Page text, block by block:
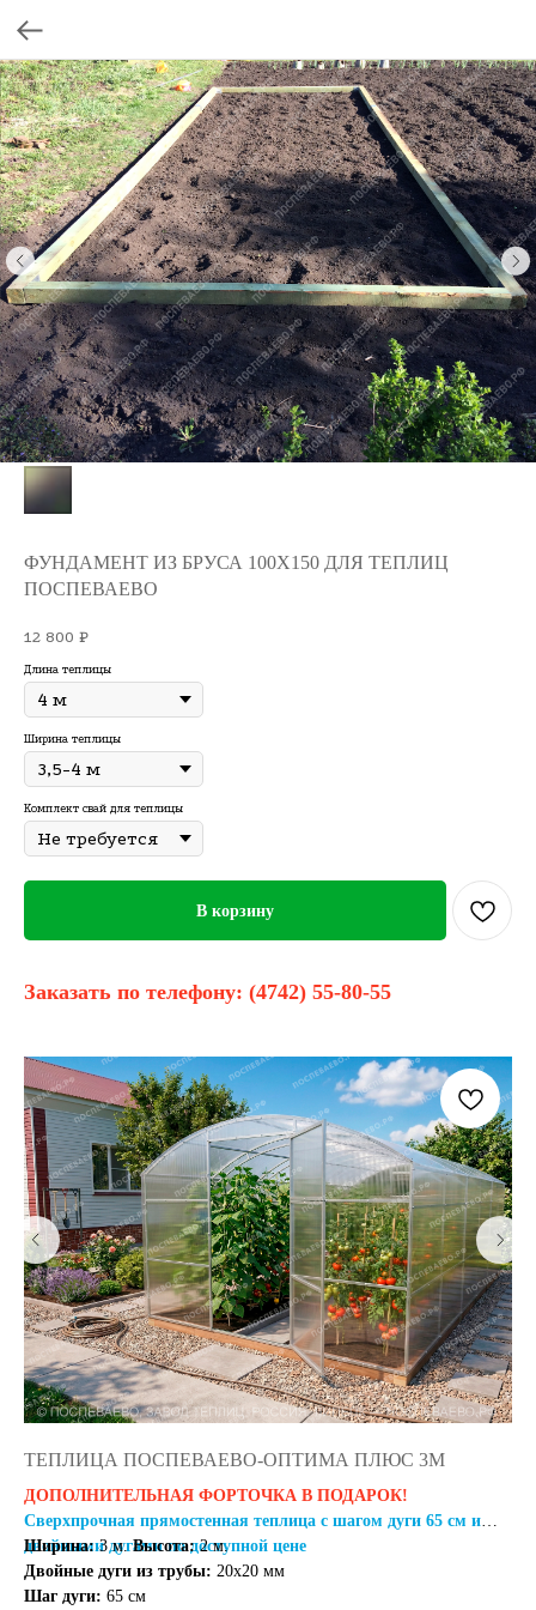
ФУНДАМЕНТ ИЗ БРУСА 100Х150 ДЛЯ ТЕПЛИЦ
ПОСПЕВАЕВО
12 800 ₽
Длина теплицы
Ширина теплицы
Комплект свай для теплицы
В корзину
Заказать по телефону: (4742) 55-80-55
ТЕПЛИЦА ПОСПЕВАЕВО-ОПТИМА ПЛЮС 3М
ДОПОЛНИТЕЛЬНАЯ ФОРТОЧКА В ПОДАРОК!
Сверхпрочная прямостенная теплица с шагом дуги 65 см и
двойными дугами по доступной цене
Ширина:3 м.Высота:2 м.
Двойные дуги из трубы: 20х20 мм
Шаг дуги: 65 см